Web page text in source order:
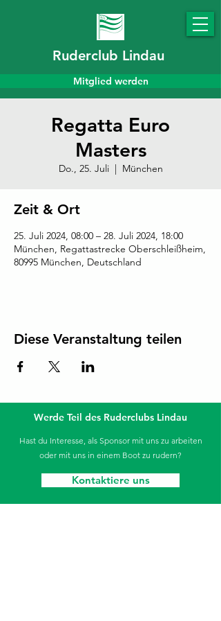
Ruderclub Lindau
Mitglied werden
Regatta Euro
Masters
Do., 25. Juli
  |
München
Zeit & Ort
25. Juli 2024, 08:00 – 28. Juli 2024, 18:00
München, Regattastrecke Oberschleißheim,
80995 München, Deutschland
Diese Veranstaltung teilen
Werde Teil des Ruderclubs Lindau
Hast du Interesse, als Sponsor mit uns zu arbeiten
oder mit uns in einem Boot zu rudern?
Kontaktiere uns